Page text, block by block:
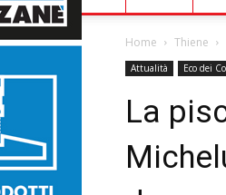
Home Thiene
Attualità Eco dei
La